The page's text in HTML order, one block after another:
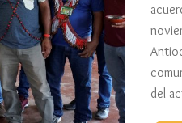
del